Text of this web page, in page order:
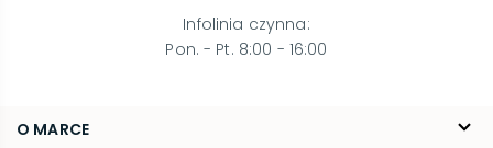
O MARCE
Infolinia czynna:
Pon. - Pt. 8:00 - 16:00